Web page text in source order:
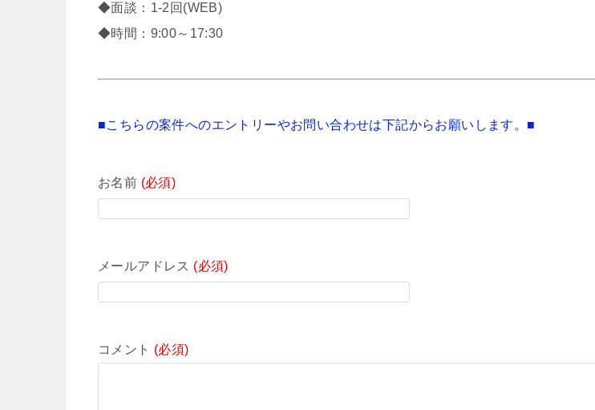
◆面談：1-2回(WEB)
◆時間：9:00～17:30
■こちらの案件へのエントリーやお問い合わせは下記からお願いします。■
お名前 (必須)
メールアドレス (必須)
コメント (必須)